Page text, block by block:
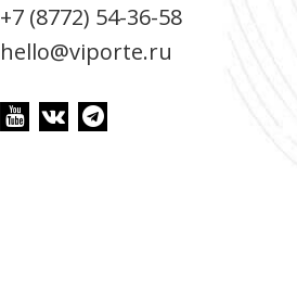
+7 (8772) 54-36-58
hello@viporte.ru